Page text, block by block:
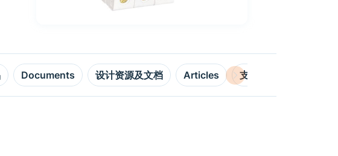
Documents 设计资源及文档 Articles 支持